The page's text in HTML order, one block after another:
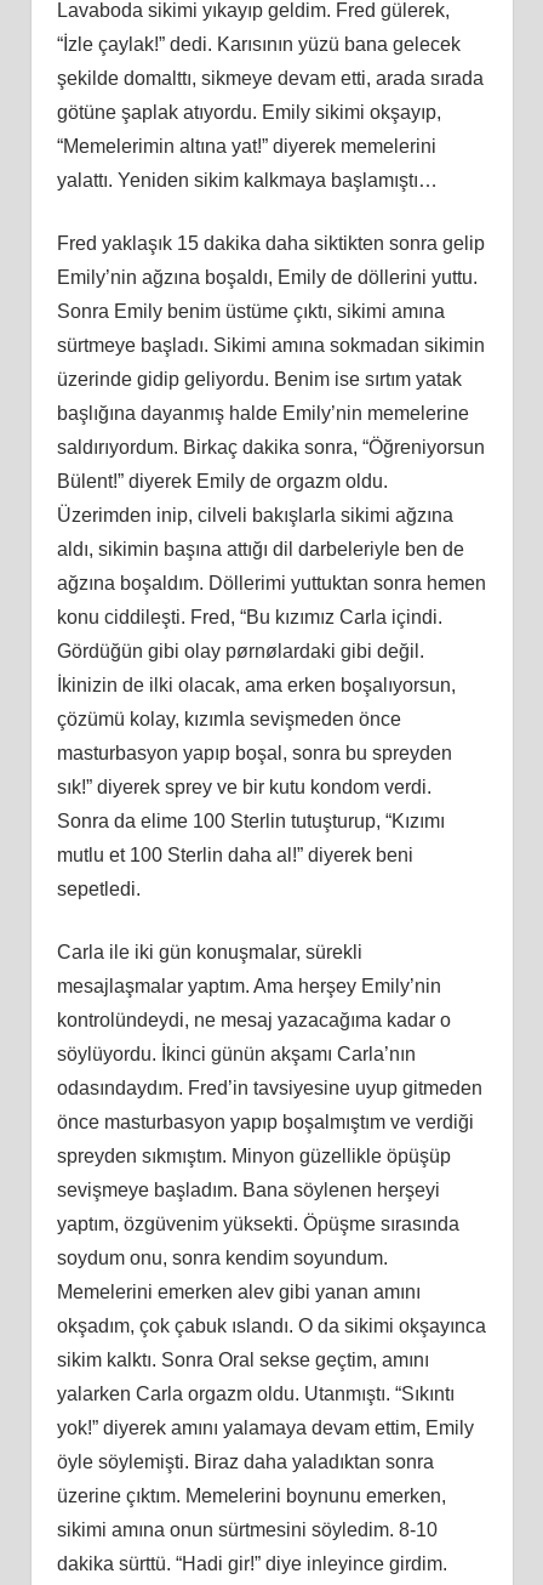
Lavaboda sikimi yıkayıp geldim. Fred gülerek,
“İzle çaylak!” dedi. Karısının yüzü bana gelecek
şekilde domalttı, sikmeye devam etti, arada sırada
götüne şaplak atıyordu. Emily sikimi okşayıp,
“Memelerimin altına yat!” diyerek memelerini
yalattı. Yeniden sikim kalkmaya başlamıştı…
Fred yaklaşık 15 dakika daha siktikten sonra gelip
Emily’nin ağzına boşaldı, Emily de döllerini yuttu.
Sonra Emily benim üstüme çıktı, sikimi amına
sürtmeye başladı. Sikimi amına sokmadan sikimin
üzerinde gidip geliyordu. Benim ise sırtım yatak
başlığına dayanmış halde Emily’nin memelerine
saldırıyordum. Birkaç dakika sonra, “Öğreniyorsun
Bülent!” diyerek Emily de orgazm oldu.
Üzerimden inip, cilveli bakışlarla sikimi ağzına
aldı, sikimin başına attığı dil darbeleriyle ben de
ağzına boşaldım. Döllerimi yuttuktan sonra hemen
konu ciddileşti. Fred, “Bu kızımız Carla içindi.
Gördüğün gibi olay pørnølardaki gibi değil.
İkinizin de ilki olacak, ama erken boşalıyorsun,
çözümü kolay, kızımla sevişmeden önce
masturbasyon yapıp boşal, sonra bu spreyden
sık!” diyerek sprey ve bir kutu kondom verdi.
Sonra da elime 100 Sterlin tutuşturup, “Kızımı
mutlu et 100 Sterlin daha al!” diyerek beni
sepetledi.
Carla ile iki gün konuşmalar, sürekli
mesajlaşmalar yaptım. Ama herşey Emily’nin
kontrolündeydi, ne mesaj yazacağıma kadar o
söylüyordu. İkinci günün akşamı Carla’nın
odasındaydım. Fred’in tavsiyesine uyup gitmeden
önce masturbasyon yapıp boşalmıştım ve verdiği
spreyden sıkmıştım. Minyon güzellikle öpüşüp
sevişmeye başladım. Bana söylenen herşeyi
yaptım, özgüvenim yüksekti. Öpüşme sırasında
soydum onu, sonra kendim soyundum.
Memelerini emerken alev gibi yanan amını
okşadım, çok çabuk ıslandı. O da sikimi okşayınca
sikim kalktı. Sonra Oral sekse geçtim, amını
yalarken Carla orgazm oldu. Utanmıştı. “Sıkıntı
yok!” diyerek amını yalamaya devam ettim, Emily
öyle söylemişti. Biraz daha yaladıktan sonra
üzerine çıktım. Memelerini boynunu emerken,
sikimi amına onun sürtmesini söyledim. 8-10
dakika sürttü. “Hadi gir!” diye inleyince girdim.